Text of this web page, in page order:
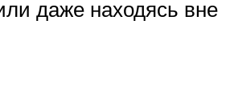
даже находясь вне